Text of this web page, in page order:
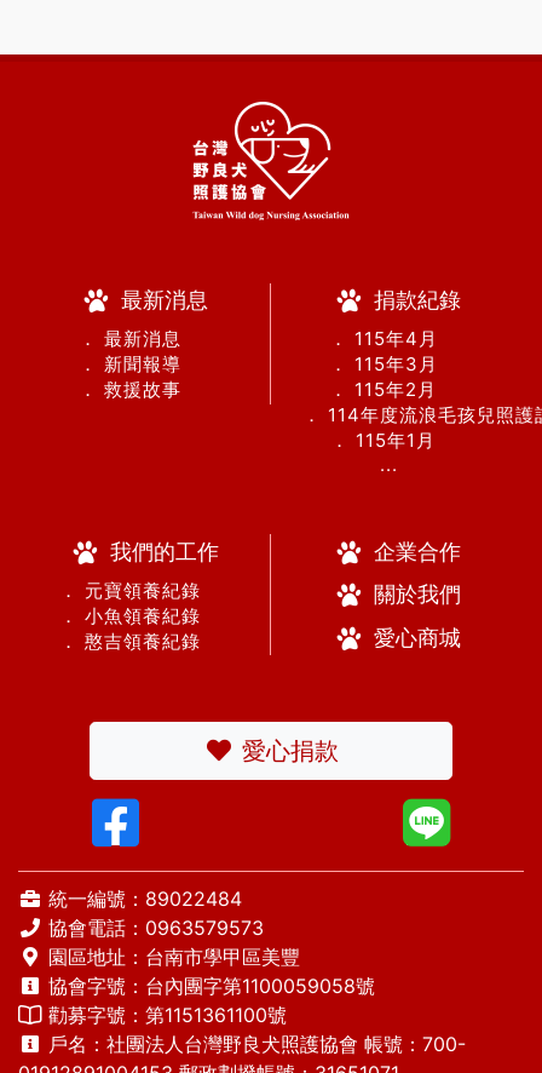
最新消息
． 最新消息
． 新聞報導
． 救援故事
捐款紀錄
． 115年4月
． 115年3月
． 115年2月
． 114年度流浪毛孩兒照
． 115年1月
...
我們的工作
． 元寶領養紀錄
． 小魚領養紀錄
． 憨吉領養紀錄
企業合作
關於我們
愛心商城
愛心捐款
統一編號：89022484
協會電話： 0963579573
園區地址：台南市學甲區美豐
協會字號：台內團字第1100059058號
勸募字號：第1151361100號
戶名：社團法人台灣野良犬照護協會 帳號：700-